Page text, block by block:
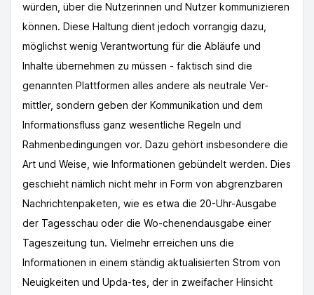
würden, über die Nutzerinnen und Nutzer kommunizieren
können. Diese Haltung dient jedoch vorrangig dazu,
möglichst wenig Verantwortung für die Abläufe und
Inhalte übernehmen zu müssen - faktisch sind die
genannten Plattformen alles andere als neutrale Ver-
mittler, sondern geben der Kommunikation und dem
Informationsfluss ganz wesentliche Regeln und
Rahmenbedingungen vor. Dazu gehört insbesondere die
Art und Weise, wie Informationen gebündelt werden. Dies
geschieht nämlich nicht mehr in Form von abgrenzbaren
Nachrichtenpaketen, wie es etwa die 20-Uhr-Ausgabe
der Tagesschau oder die Wo-chenendausgabe einer
Tageszeitung tun. Vielmehr erreichen uns die
Informationen in einem ständig aktualisierten Strom von
Neuigkeiten und Upda-tes, der in zweifacher Hinsicht